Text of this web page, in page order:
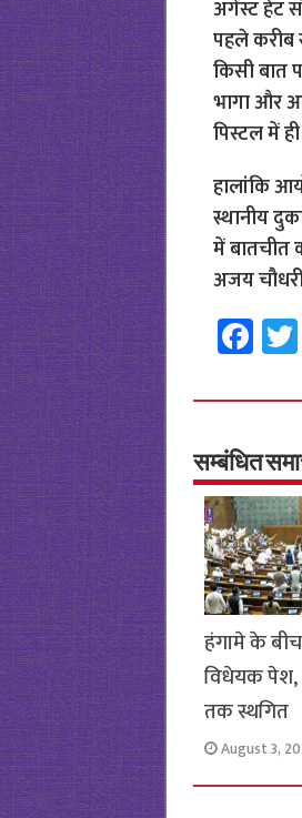
अगेंस्ट हेट
पहले करीब
किसी बात
भागा और
पिस्टल में
हालांकि
स्थानीय
में बातचीत
अजय
Fa
ce
b
o
o
k
सम्बंधित
हंगामे के
विधेयक पेश,
तक स्थगित
August 3,